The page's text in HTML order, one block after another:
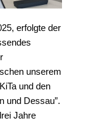
erfolgte der
unserem
und den
und Dessau”.
Jahre